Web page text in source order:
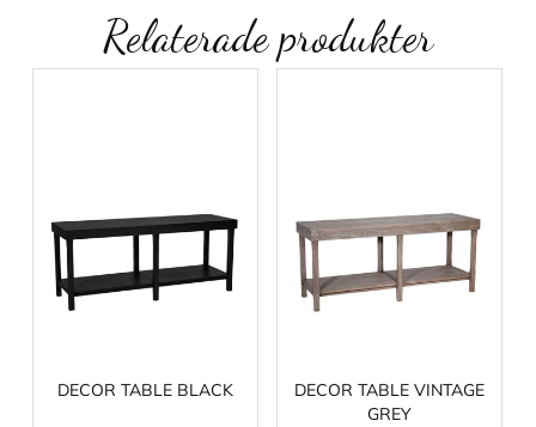
Relaterade produkter
DECOR TABLE BLACK
DECOR TABLE VINTAGE
GREY